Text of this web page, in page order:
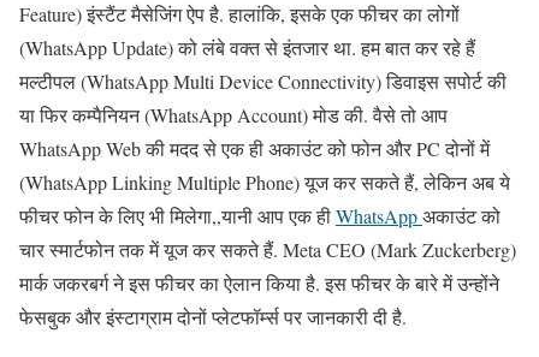
Feature) इंस्टैंट मैसेजिंग ऐप है. हालांकि, इसके एक फीचर का लोगों
(WhatsApp Update) को लंबे वक्त से इंतजार था. हम बात कर रहे हैं
मल्टीपल (WhatsApp Multi Device Connectivity) डिवाइस सपोर्ट की
या फिर कम्पैनियन (WhatsApp Account) मोड की. वैसे तो आप
WhatsApp Web की मदद से एक ही अकाउंट को फोन और PC दोनों में
(WhatsApp Linking Multiple Phone) यूज कर सकते हैं, लेकिन अब ये
फीचर फोन के लिए भी मिलेगा,,यानी आप एक हीWhatsAppअकाउंट को
चार स्मार्टफोन तक में यूज कर सकते हैं. Meta CEO (Mark Zuckerberg)
मार्क जकरबर्ग ने इस फीचर का ऐलान किया है. इस फीचर के बारे में उन्होंने
फेसबुक और इंस्टाग्राम दोनों प्लेटफॉर्म्स पर जानकारी दी है.